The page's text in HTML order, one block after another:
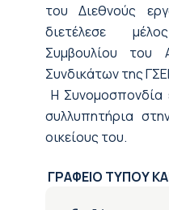
του Διεθνούς
διετέλεσε
Συμβουλίου του
Συνδικάτων της
Η Συνομοσπονδία
συλλυπητήρια
οικείους του.
ΓΡΑΦΕΙΟ ΤΥΠΟΥ